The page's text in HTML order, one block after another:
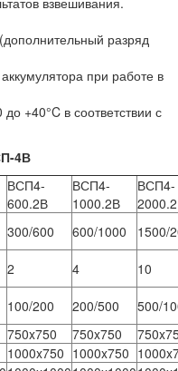
разряд
при работе в
+40°C в соответствии с
4В
ВСП4-
600.2В
ВСП4-
1000.2В
ВСП4-
300/600 600/1000
1500/
2 4
10
100/200 200/500 500/
750x750 750x750
1000x750 1000x750